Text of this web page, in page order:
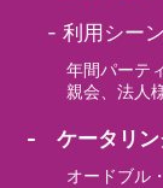
-利用シー
年間パーテ
親会、法人
- ケータリン
オードブル